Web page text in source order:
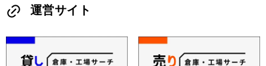
運営サイト